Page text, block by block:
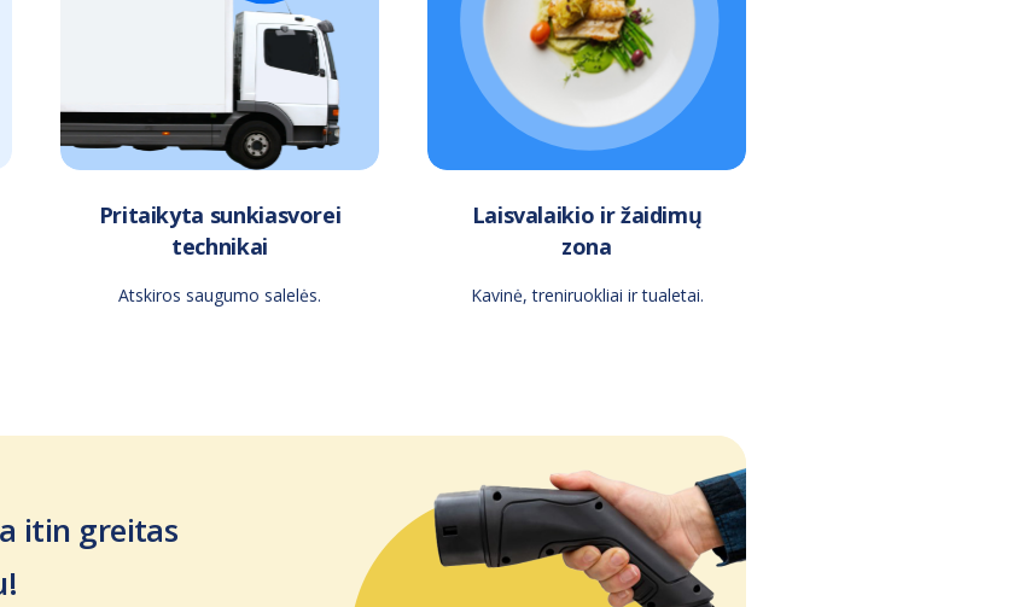
Pritaikyta sunkiasvorei
technikai
Atskiros saugumo salelės.
Laisvalaikio ir žaidimų
zona
Kavinė, treniruokliai ir tualetai.
itin greitas